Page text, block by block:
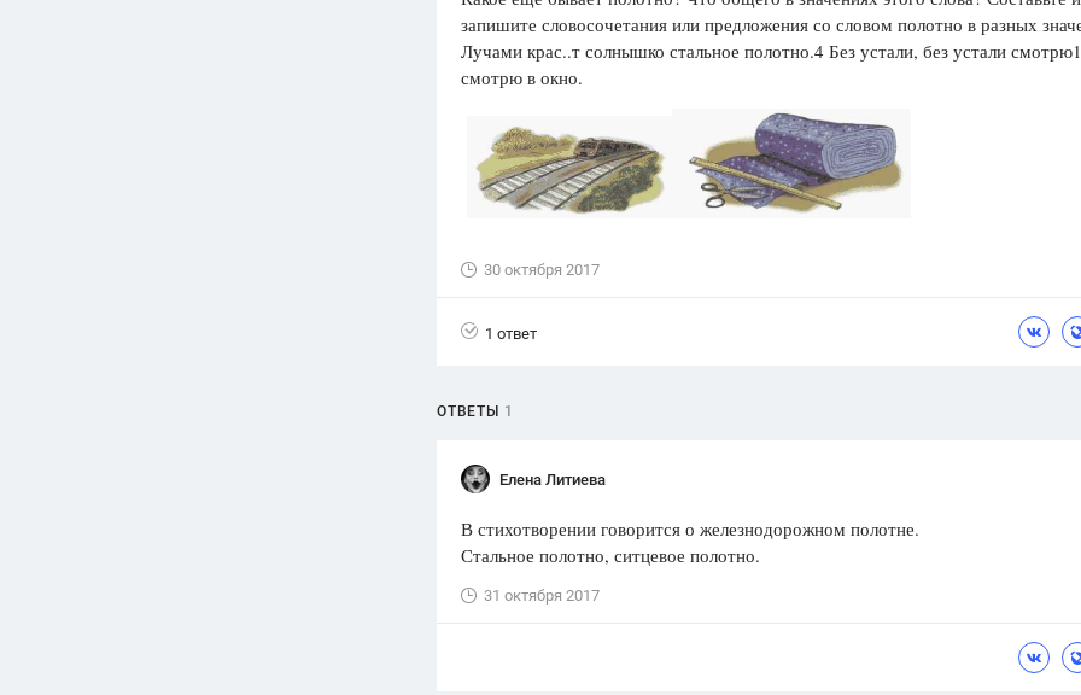
1752 ответа
ответа
Spotlight
ответ
ответов
Цветков Л. А.
ПОКАЗАТЬ ВСЕ
запишите словосочетания или предложения со словом полотно в разных
Лучами крас..т солнышко стальное полотно.4 Без устали, без устали
смотрю в окно.
30 октября 2017
1 ответ
ОТВЕТЫ 1
Елена Литиева
В стихотворении говорится о железнодорожном полотне.
Стальное полотно, ситцевое полотно.
31 октября 2017